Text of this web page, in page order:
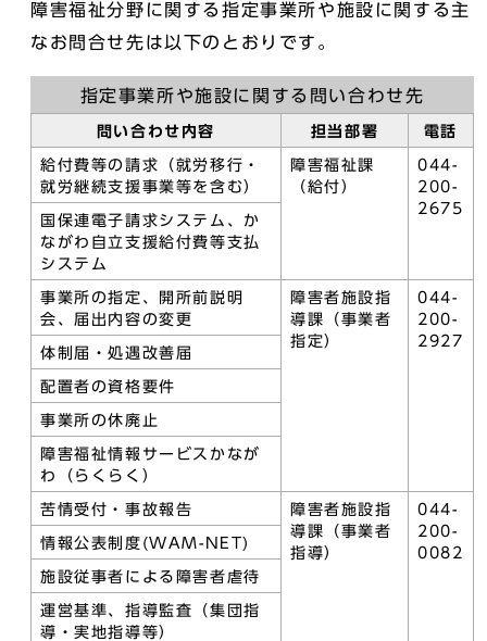
障害福祉分野に関する指定事業所や施設に関する主
なお問合せ先は以下のとおりです。
指定事業所や施設に関する問い合わせ先
問い合わせ内容 担当部署 電話
給付費等の請求（就労移行・
就労継続支援事業等を含む）
障害福祉課
（給付）
044-
200-
2675
国保連電子請求システム、か
ながわ自立支援給付費等支払
システム
事業所の指定、開所前説明
会、届出内容の変更
障害者施設指
導課（事業者
指定）
044-
200-
2927
体制届・処遇改善届
配置者の資格要件
事業所の休廃止
障害福祉情報サービスかなが
わ（らくらく）
苦情受付・事故報告
障害者施設指
導課（事業者
指導）
044-
200-
0082
情報公表制度(WAM-NET)
施設従事者による障害者虐待
運営基準、指導監査（集団指
導・実地指導等）